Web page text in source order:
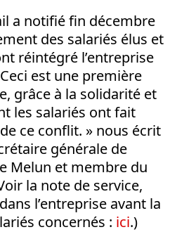
a notifié fin décembre
des salariés élus et
réintégré l’entreprise
est une première
grâce à la solidarité et
les salariés ont fait
ce conflit. » nous écrit
générale de
Melun et membre du
la note de service,
l’entreprise avant la
concernés : ici.)